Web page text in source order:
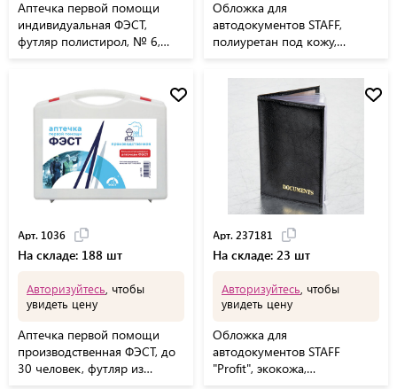
Аптечка первой помощи
индивидуальная ФЭСТ,
футляр полистирол, № 6,
Обложка для
автодокументов STAFF,
полиуретан под кожу,
коричневая, 237598
Арт. 1036
На складе: 188 шт
Авторизуйтесь , чтобы
увидеть цену
Аптечка первой помощи
производственная ФЭСТ, до
30 человек, футляр из
Арт. 237181
На складе: 23 шт
Авторизуйтесь , чтобы
увидеть цену
Обложка для
автодокументов STAFF
"Profit", экокожа,